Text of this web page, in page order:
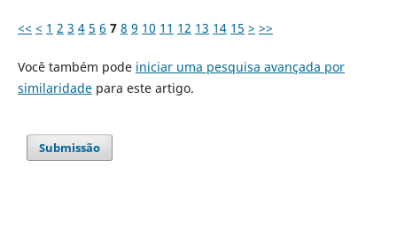
<< < 1 2 3 4 5 6 7 8 9 10 11 12 13 14 15 > >>
Você também pode iniciar uma pesquisa avançada por
similaridadepara este artigo.
Submissão